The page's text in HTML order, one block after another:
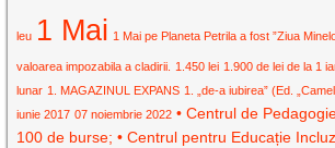
leu 1 Mai 1 Mai pe Planeta Petrila a fost ”Ziua
valoarea impozabila a cladirii. 1.450 lei 1.900 de lei de la 1
lunar 1. MAGAZINUL EXPANS 1. „de-a iubirea” (Ed.
iunie 2017 07 noiembrie 2022 • Centrul de
100 de burse; • Centrul pentru Educație